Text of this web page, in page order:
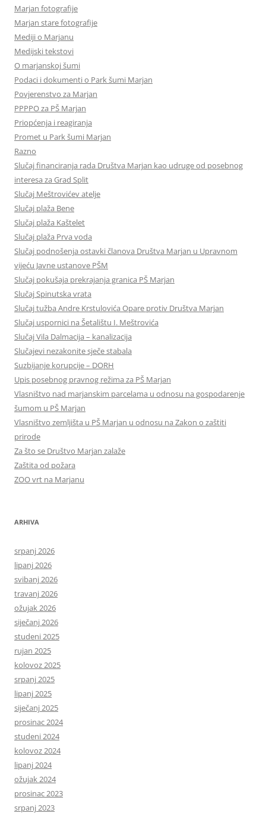
Marjan fotografije
Marjan stare fotografije
Mediji o Marjanu
Medijski tekstovi
O marjanskoj šumi
Podaci i dokumenti o Park šumi Marjan
Povjerenstvo za Marjan
PPPPO za PŠ Marjan
Priopćenja i reagiranja
Promet u Park šumi Marjan
Razno
Slučaj financiranja rada Društva Marjan kao udruge od posebnog
interesa za Grad Split
Slučaj Meštrovićev atelje
Slučaj plaža Bene
Slučaj plaža Kaštelet
Slučaj plaža Prva voda
Slučaj podnošenja ostavki članova Društva Marjan u Upravnom
vijeću Javne ustanove PŠM
Slučaj pokušaja prekrajanja granica PŠ Marjan
Slučaj Spinutska vrata
Slučaj tužba Andre Krstulovića Opare protiv Društva Marjan
Slučaj uspornici na Šetalištu I. Meštrovića
Slučaj Vila Dalmacija – kanalizacija
Slučajevi nezakonite sječe stabala
Suzbijanje korupcije – DORH
Upis posebnog pravnog režima za PŠ Marjan
Vlasništvo nad marjanskim parcelama u odnosu na gospodarenje
šumom u PŠ Marjan
Vlasništvo zemljišta u PŠ Marjan u odnosu na Zakon o zaštiti
prirode
Za što se Društvo Marjan zalaže
Zaštita od požara
ZOO vrt na Marjanu
ARHIVA
srpanj 2026
lipanj 2026
svibanj 2026
travanj 2026
ožujak 2026
siječanj 2026
studeni 2025
rujan 2025
kolovoz 2025
srpanj 2025
lipanj 2025
siječanj 2025
prosinac 2024
studeni 2024
kolovoz 2024
lipanj 2024
ožujak 2024
prosinac 2023
srpanj 2023